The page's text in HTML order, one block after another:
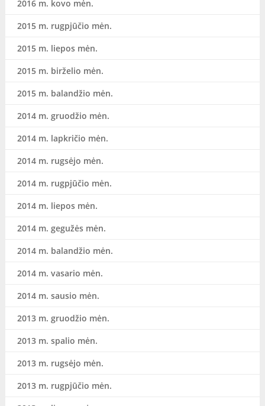
2016 m. kovo mėn.
2015 m. rugpjūčio mėn.
2015 m. liepos mėn.
2015 m. birželio mėn.
2015 m. balandžio mėn.
2014 m. gruodžio mėn.
2014 m. lapkričio mėn.
2014 m. rugsėjo mėn.
2014 m. rugpjūčio mėn.
2014 m. liepos mėn.
2014 m. gegužės mėn.
2014 m. balandžio mėn.
2014 m. vasario mėn.
2014 m. sausio mėn.
2013 m. gruodžio mėn.
2013 m. spalio mėn.
2013 m. rugsėjo mėn.
2013 m. rugpjūčio mėn.